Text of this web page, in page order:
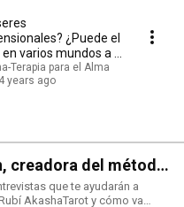
¿Puede el
varios mundos a la
alma.
Terapia para el Alma
4 years ago
creadora del método
Akáshicos.
que te ayudarán a
AkashaTarot y cómo va